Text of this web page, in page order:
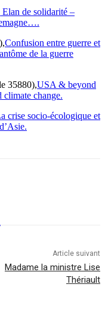
Elan de solidarité –
Confusion entre guerre et
de la guerre
35880),USA & beyond
climate change.
crise socio-écologique et
Article suivant
Madame la ministre Lise
Thériault